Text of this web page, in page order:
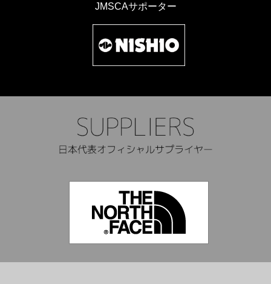
JMSCAサポーター